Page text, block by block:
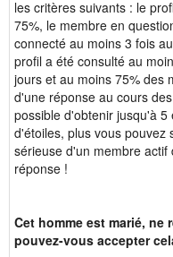
les critères suivants : le
75%, le membre en
connecté au moins 3 fois
profil a été consulté au
jours et au moins 75% des
d'une réponse au cours
possible d'obtenir jusqu'à
d'étoiles, plus vous
sérieuse d'un membre
réponse !
Cet homme est marié, ne
pouvez-vous accepter